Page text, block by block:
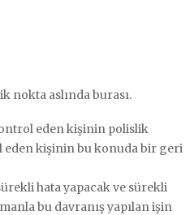
nokta aslında burası.
eden kişinin polislik
eden kişinin bu konuda bir geri
hata yapacak ve sürekli
bu davranış yapılan işin